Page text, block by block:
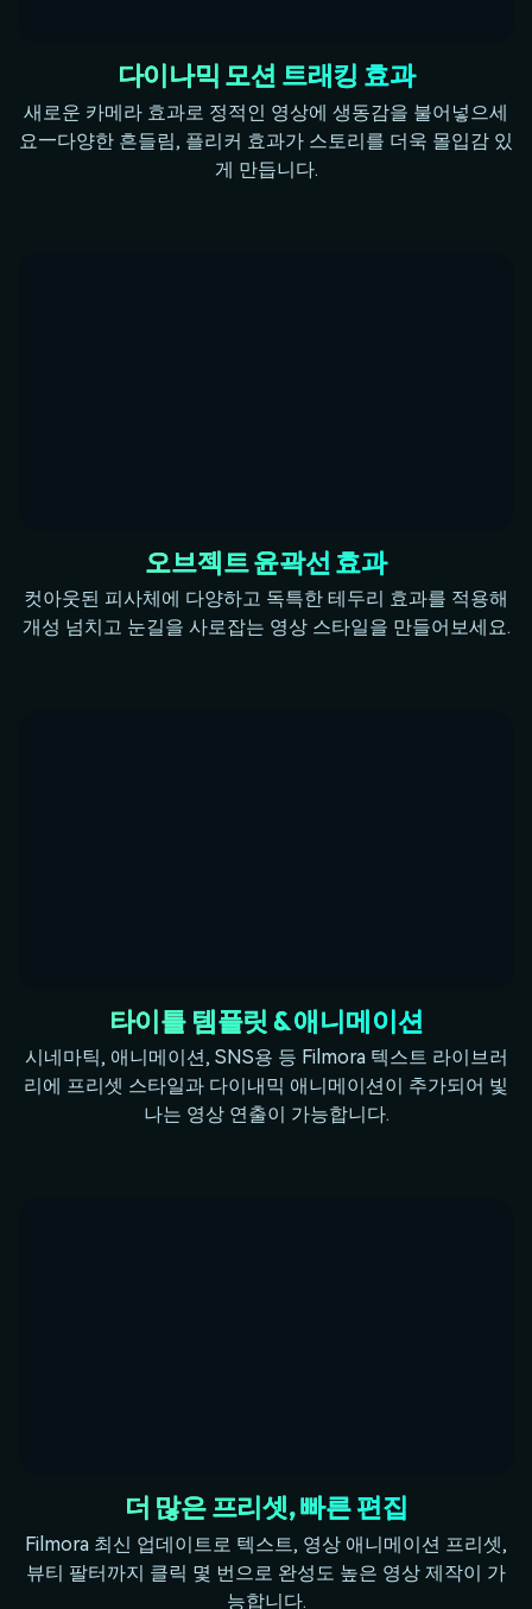
다이나믹 모션 트래킹 효과
새로운 카메라 효과로 정적인 영상에 생동감을 불어넣으세
요—다양한 흔들림, 플리커 효과가 스토리를 더욱 몰입감 있
게 만듭니다.
오브젝트 윤곽선 효과
컷아웃된 피사체에 다양하고 독특한 테두리 효과를 적용해
개성 넘치고 눈길을 사로잡는 영상 스타일을 만들어보세요.
타이틀 템플릿 & 애니메이션
시네마틱, 애니메이션, SNS용 등 Filmora 텍스트 라이브러
리에 프리셋 스타일과 다이내믹 애니메이션이 추가되어 빛
나는 영상 연출이 가능합니다.
더 많은 프리셋, 빠른 편집
Filmora 최신 업데이트로 텍스트, 영상 애니메이션 프리셋,
뷰티 팔터까지 클릭 몇 번으로 완성도 높은 영상 제작이 가
능합니다.